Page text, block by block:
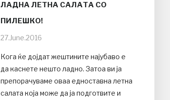
ЛАДНА ЛЕТНА САЛАТА СО
ПИЛЕШКО!
27.June.2016
Кога ќе дојдат жештините најубаво е
да каснете нешто ладно. Затоа ви ја
препорачуваме оваа едноставна летна
салата која може да ја подготвите и